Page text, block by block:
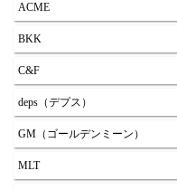
ACME
BKK
C&F
deps（デプス）
GM（ゴールデンミーン）
MLT